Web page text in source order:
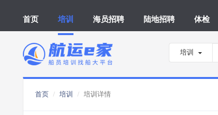
首页 培训 海员招聘 陆地招聘 体检
培训
首页 培训 培训详情